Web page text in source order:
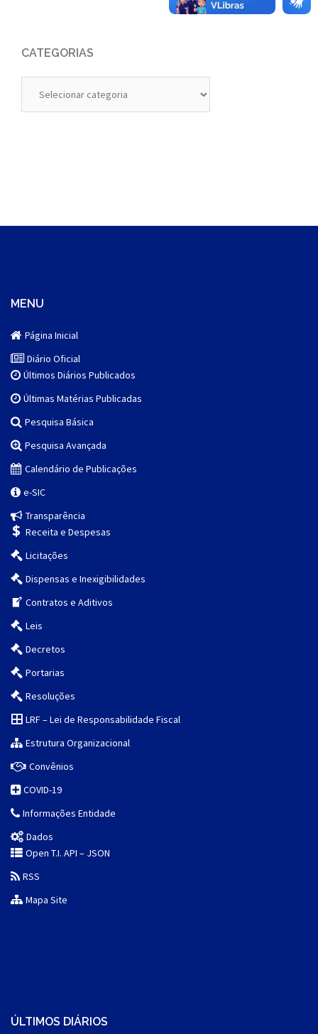
CATEGORIAS
MENU
Página Inicial
Diário Oficial
Últimos Diários Publicados
Últimas Matérias Publicadas
Pesquisa Básica
Pesquisa Avançada
Calendário de Publicações
e-SIC
Transparência
Receita e Despesas
Licitações
Dispensas e Inexigibilidades
Contratos e Aditivos
Leis
Decretos
Portarias
Resoluções
LRF – Lei de Responsabilidade Fiscal
Estrutura Organizacional
Convênios
COVID-19
Informações Entidade
Dados
Open T.I. API – JSON
RSS
Mapa Site
ÚLTIMOS DIÁRIOS